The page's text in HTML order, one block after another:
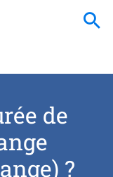
de
?